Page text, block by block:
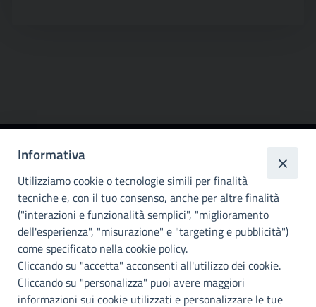
Città
metropolitana di
Palermo
INFO E CONTATTI
I nostri canali social
Accessibilità
Informativa
Utilizziamo cookie o tecnologie simili per finalità
tecniche e, con il tuo consenso, anche per altre finalità
("interazioni e funzionalità semplici", "miglioramento
dell'esperienza", "misurazione" e "targeting e pubblicità")
come specificato nella cookie policy.
Cliccando su "accetta" acconsenti all'utilizzo dei cookie.
Cliccando su "personalizza" puoi avere maggiori
informazioni sui cookie utilizzati e personalizzare le tue